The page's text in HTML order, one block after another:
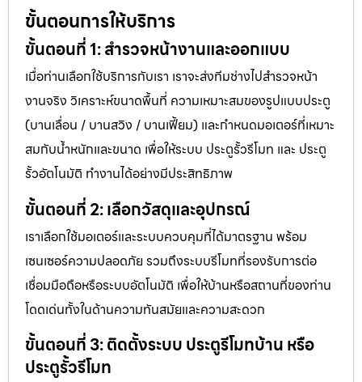
ขั้นตอนการให้บริการ
ขั้นตอนที่ 1: สำรวจหน้างานและออกแบบ
เมื่อท่านเลือกใช้บริการกับเรา เราจะส่งทีมช่างไปสำรวจหน้า
งานจริง วิเคราะห์ขนาดพื้นที่ ความเหมาะสมของรูปแบบประตู
(บานเลื่อน / บานสวิง / บานเฟี้ยม) และกำหนดมอเตอร์ที่เหมาะ
สมกับน้ำหนักและขนาด เพื่อให้ระบบ ประตูรั้วรีโมท และ ประตู
รั้วอัตโนมัติ ทำงานได้อย่างมีประสิทธิภาพ
ขั้นตอนที่ 2: เลือกวัสดุและอุปกรณ์
เราเลือกใช้มอเตอร์และระบบควบคุมที่ได้มาตรฐาน พร้อม
เซนเซอร์ความปลอดภัย รวมถึงระบบรีโมทที่รองรับการต่อ
เชื่อมมือถือหรือระบบอัตโนมัติ เพื่อให้บ้านหรือสถานที่ของท่าน
โดดเด่นทั้งในด้านความทันสมัยและความสะดวก
ขั้นตอนที่ 3: ติดตั้งระบบ ประตูรีโมทบ้าน หรือ
ประตูรั้วรีโมท